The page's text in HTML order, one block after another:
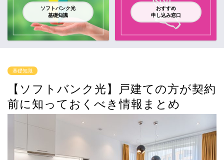
ソフトバンク光
基礎知識
おすすめ
申し込み窓口
基礎知識
【ソフトバンク光】戸建ての方が契約
前に知っておくべき情報まとめ